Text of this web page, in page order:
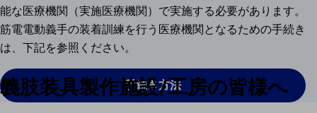
能な医療機関（実施医療機関）で実施する必要があります。
筋電電動義手の装着訓練を行う医療機関となるための手続き
は、下記を参照ください。
手続き方法
義肢装具製作施設/工房の皆様へ